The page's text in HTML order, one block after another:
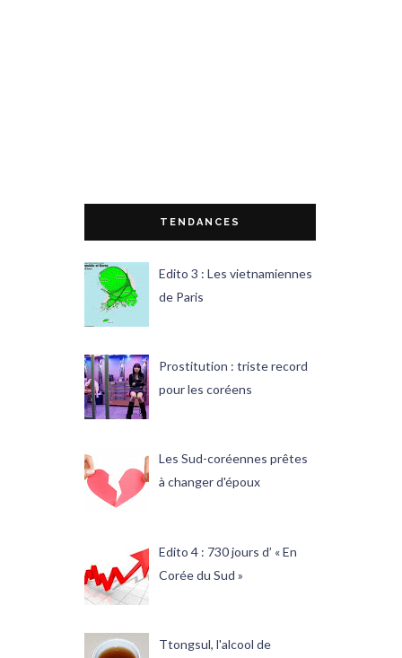
TENDANCES
Edito 3 : Les vietnamiennes
de Paris
Prostitution : triste record
pour les coréens
Les Sud-coréennes prêtes
à changer d'époux
Edito 4 : 730 jours d’ « En
Corée du Sud »
Ttongsul, l'alcool de